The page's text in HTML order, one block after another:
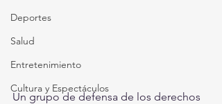
Deportes
Salud
Entretenimiento
Cultura y Espectáculos
Un grupo de defensa de los derechos